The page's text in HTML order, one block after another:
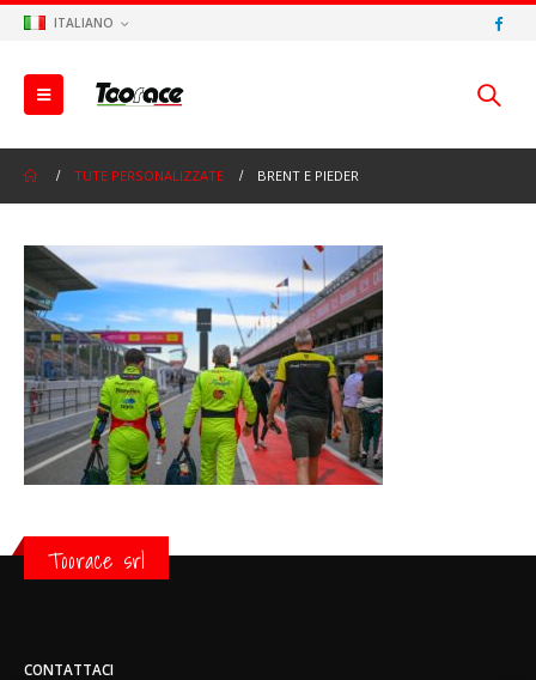
ITALIANO
TUTE PERSONALIZZATE BRENT E PIEDER
Toorace srl
CONTATTACI